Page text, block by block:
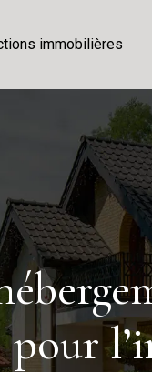
immobilières
pour